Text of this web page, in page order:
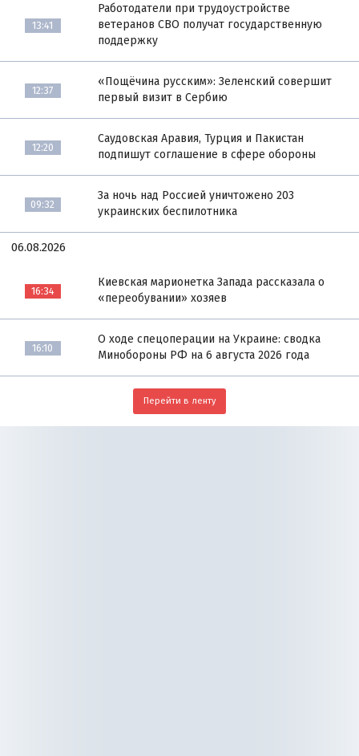
13:41
Работодатели при трудоустройстве
ветеранов СВО получат государственную
поддержку
12:37
«Пощёчина русским»: Зеленский совершит
первый визит в Сербию
12:20
Саудовская Аравия, Турция и Пакистан
подпишут соглашение в сфере обороны
09:32
За ночь над Россией уничтожено 203
украинских беспилотника
06.08.2026
16:34
Киевская марионетка Запада рассказала о
«переобувании» хозяев
16:10
О ходе спецоперации на Украине: сводка
Минобороны РФ на 6 августа 2026 года
Перейти в ленту